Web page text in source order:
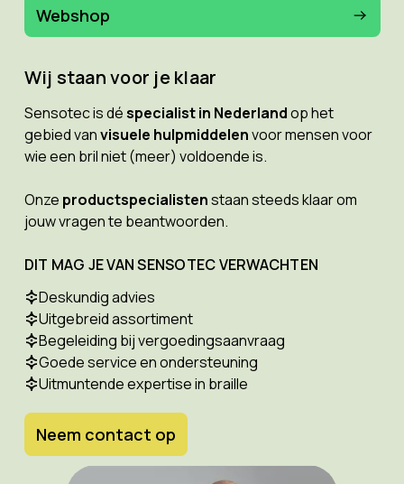
Webshop
Wij staan voor je klaar
Sensotec is déspecialist in Nederlandop het
gebied vanvisuele hulpmiddelenvoor mensen voor
wie een bril niet (meer) voldoende is.
Onze productspecialistenstaan steeds klaar om
jouw vragen te beantwoorden.
DIT MAG JE VAN SENSOTEC VERWACHTEN
Deskundig advies
Uitgebreid assortiment
Begeleiding bij vergoedingsaanvraag
Goede service en ondersteuning
Uitmuntende expertise in braille
Neem contact op